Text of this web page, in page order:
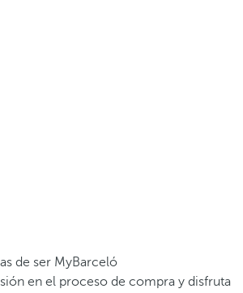
de ser MyBarceló
en el proceso de compra y disfruta